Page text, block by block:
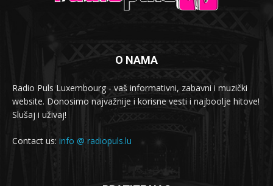
O NAMA
Radio Puls Luxembourg - vaš informativni, zabavni i muzički
website. Donosimo najvažnije i korisne vesti i najboolje hitove!
Slušaj i uživaj!
Contact us: info @ radiopuls.lu